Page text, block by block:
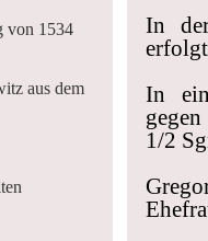
von 1534
aus dem
In
In
1/2